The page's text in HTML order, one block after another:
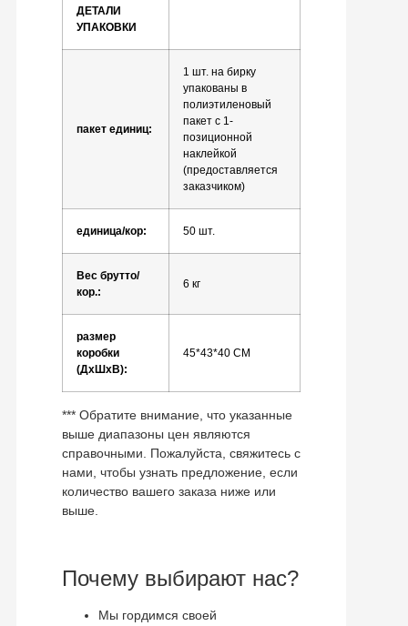
ДЕТАЛИ
УПАКОВКИ
пакет единиц:
1 шт. на бирку
упакованы в
полиэтиленовый
пакет с 1-
позиционной
наклейкой
(предоставляется
заказчиком)
единица/кор: 50 шт.
Вес брутто/
кор.:
6 кг
размер
коробки
(ДхШхВ):
45*43*40 СМ
*** Обратите внимание, что указанные
выше диапазоны цен являются
справочными. Пожалуйста, свяжитесь с
нами, чтобы узнать предложение, если
количество вашего заказа ниже или
выше.
Почему выбирают нас?
Мы гордимся своей